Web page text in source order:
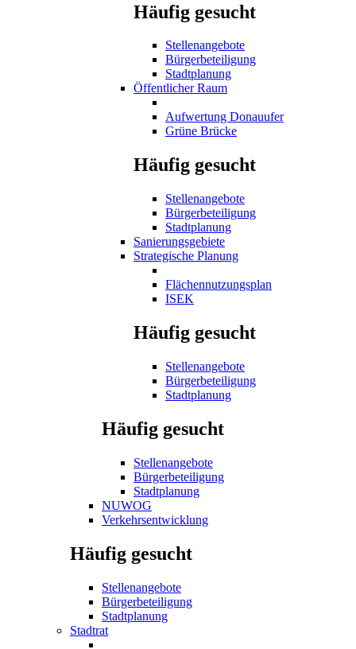
Häufig gesucht
Stellenangebote
Bürgerbeteiligung
Stadtplanung
Öffentlicher Raum
Aufwertung Donauufer
Grüne Brücke
Häufig gesucht
Stellenangebote
Bürgerbeteiligung
Stadtplanung
Sanierungsgebiete
Strategische Planung
Flächennutzungsplan
ISEK
Häufig gesucht
Stellenangebote
Bürgerbeteiligung
Stadtplanung
Häufig gesucht
Stellenangebote
Bürgerbeteiligung
Stadtplanung
NUWOG
Verkehrsentwicklung
Häufig gesucht
Stellenangebote
Bürgerbeteiligung
Stadtplanung
Stadtrat